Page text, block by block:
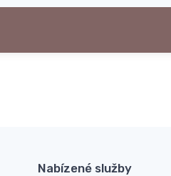
Nabízené služby